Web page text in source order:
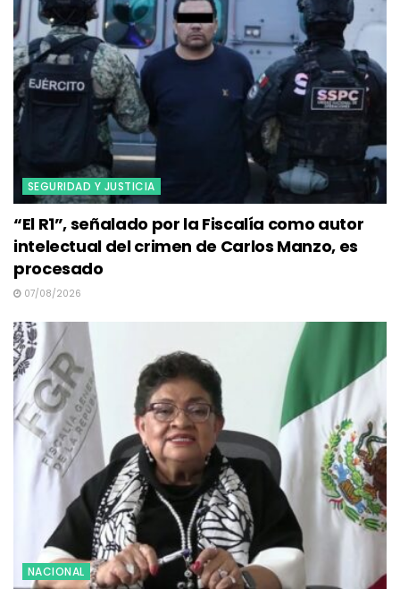
SEGURIDAD Y JUSTICIA
“El R1”, señalado por la Fiscalía como autor
intelectual del crimen de Carlos Manzo, es
procesado
07/08/2026
NACIONAL